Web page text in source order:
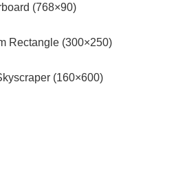
(768×90)
Rectangle (300×250)
(160×600)